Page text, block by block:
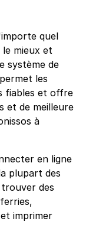
quel
mieux et
système de
les
fiables et offre
et de meilleure
à
en ligne
plupart des
des
imprimer